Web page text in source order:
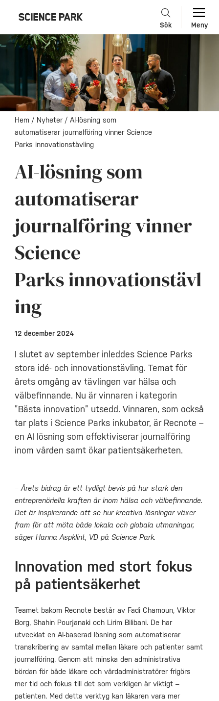
Sök Meny
Hem / Nyheter/ AI-lösning som
automatiserar journalföring vinner Science
Parks innovationstävling
AI-lösning som
automatiserar
journalföring vinner
Science
Parks innovationstävl
ing
12 december 2024
I slutet av september inleddes Science Parks
stora idé- och innovationstävling. Temat för
årets omgång av tävlingen var hälsa och
välbefinnande. Nu är vinnaren i kategorin
”Bästa innovation” utsedd. Vinnaren, som också
tar plats i Science Parks inkubator, är Recnote –
en AI lösning som effektiviserar journalföring
inom vården samt ökar patientsäkerheten.
– Årets bidrag är ett tydligt bevis på hur stark den
entreprenöriella kraften är inom hälsa och välbefinnande.
Det är inspirerande att se hur kreativa lösningar växer
fram för att möta både lokala och globala utmaningar,
säger Hanna Aspklint, VD på Science Park.
Innovation med stort fokus
på patientsäkerhet
Teamet bakom Recnote består av Fadi Chamoun, Viktor
Borg, Shahin Pourjanaki och Lirim Bilibani. De har
utvecklat en AI-baserad lösning som automatiserar
transkribering av samtal mellan läkare och patienter samt
journalföring. Genom att minska den administrativa
bördan för både läkare och vårdadministratörer frigörs
mer tid och fokus till det som verkligen är viktigt –
patienten. Med detta verktyg kan läkaren vara mer